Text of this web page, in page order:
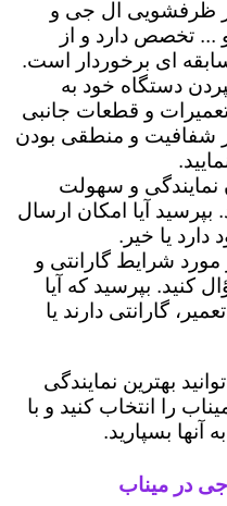
ظرفشویی ال جی و
... تخصص دارد و از
ای برخوردار است.
دستگاه خود به
تعمیرات و قطعات جانبی
شفافیت و منطقی بودن
و سهولت
آیا امکان ارسال
یا خیر.
شرایط گارانتی و
بپرسید که آیا
گارانتی دارند یا
بهترین نمایندگی
را انتخاب کنید و با
آنها بسپارید.
در میناب